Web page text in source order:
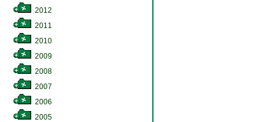
2012
2011
2010
2009
2008
2007
2006
2005